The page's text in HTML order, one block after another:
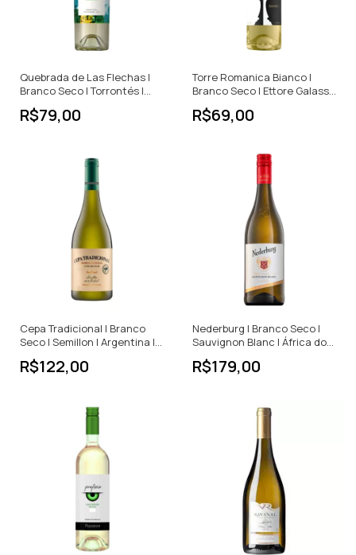
Quebrada de Las Flechas |
Branco Seco | Torrontés |
Argentina | 750ml
R$79,00
Torre Romanica Bianco |
Branco Seco | Ettore Galasso
| Itália | 750ml
R$69,00
Cepa Tradicional | Branco
Seco | Semillon | Argentina |
R$122,00
Nederburg | Branco Seco |
Sauvignon Blanc | África do
R$179,00